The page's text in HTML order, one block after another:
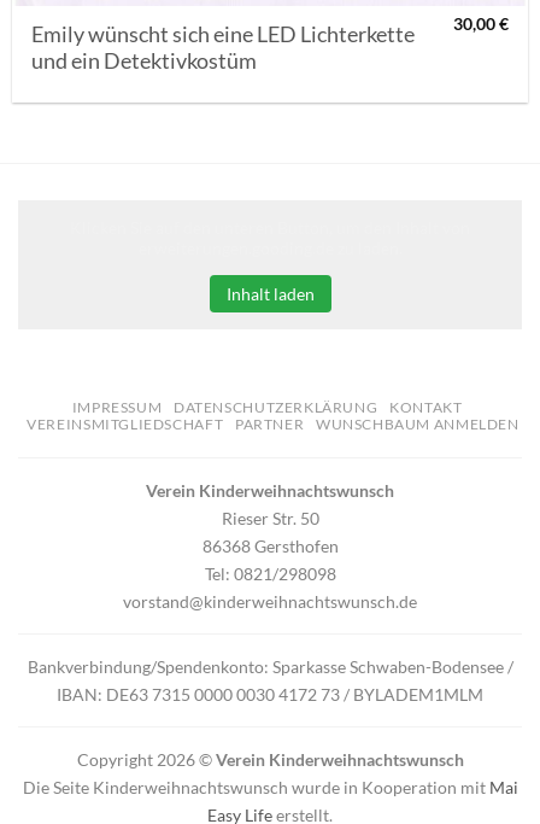
Emily wünscht sich eine LED Lichterkette
und ein Detektivkostüm
30,00€
Inhalt laden
IMPRESSUM DATENSCHUTZERKLÄRUNG
KONTAKT
VEREINSMITGLIEDSCHAFT
PARTNER WUNSCHBAUM ANMELDEN
Verein Kinderweihnachtswunsch
Rieser Str. 50
86368 Gersthofen
Tel: 0821/298098
vorstand@kinderweihnachtswunsch.de
Bankverbindung/Spendenkonto: Sparkasse Schwaben-Bodensee /
IBAN: DE63 7315 0000 0030 4172 73 / BYLADEM1MLM
Copyright 2026 ©Verein Kinderweihnachtswunsch
Die Seite Kinderweihnachtswunsch wurde in Kooperation mit Mai
Easy Lifeerstellt.